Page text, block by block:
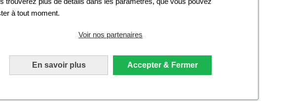
à tout moment.
Voir nos partenaires
En savoir plus Accepter & Fermer